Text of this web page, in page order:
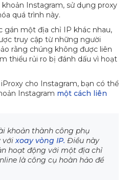
khoản Instagram, sử dụng proxy
quá trình này.
gán một địa chỉ IP khác nhau,
truy cập từ những người
rằng chúng không được liên
thiểu rủi ro bị đánh dấu vì hoạt
cho Instagram, bạn có thể
Instagram một cách liên
khoản thành công phụ
với xoay vòng IP. Điều này
hoạt động với một địa chỉ
là công cụ hoàn hảo để